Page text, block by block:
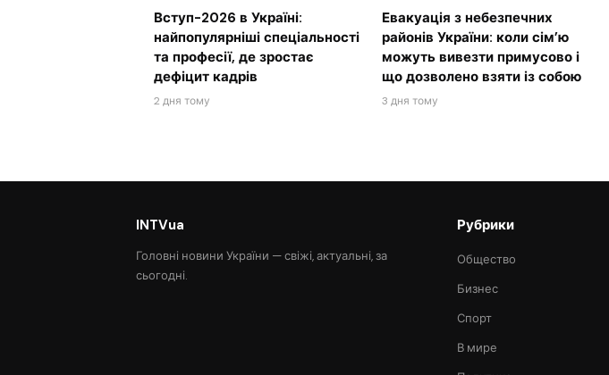
Вступ-2026 в Україні:
найпопулярніші спеціальності
та професії, де зростає
дефіцит кадрів
2 дня тому
Евакуація з небезпечних
районів України: коли сім’ю
можуть вивезти примусово і
що дозволено взяти із собою
3 дня тому
INTVua
Головні новини України — свіжі, актуальні, за
сьогодні.
Рубрики
Общество
Бизнес
Спорт
В мире